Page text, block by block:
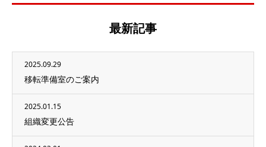
最新記事
2025.09.29
移転準備室のご案内
2025.01.15
組織変更公告